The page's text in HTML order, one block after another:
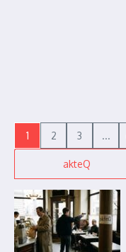
1 2 3 ...
akteQ